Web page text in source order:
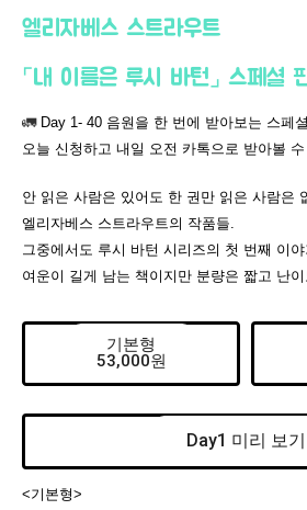
엘리자베스 스트라우트
⌜내 이름은 루시 바턴⌟ 스페셜
🚛Day 1- 40 음원을 한 번에 받아보는 스페셜
오늘 신청하고 내일 오전 카톡으로 받아볼 수
안 읽은 사람은 있어도 한 권만 읽은 사람은
엘리자베스 스트라우트의 작품들.
그중에서도 루시 바턴 시리즈의 첫 번째 이야
여운이 길게 남는 책이지만 분량은 짧고 난이
기본형
53,000원
Day1 미리 보기
<기본형>